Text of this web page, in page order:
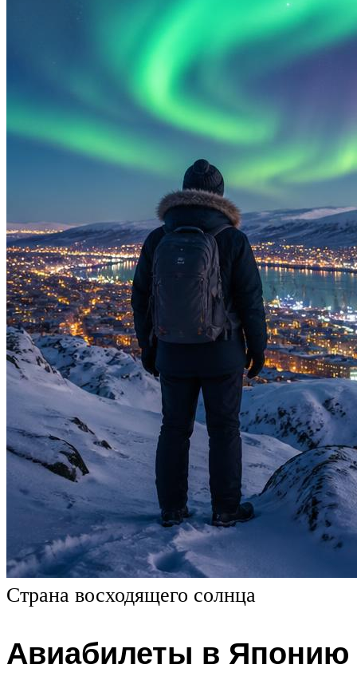
Страна восходящего солнца
Авиабилеты в Японию